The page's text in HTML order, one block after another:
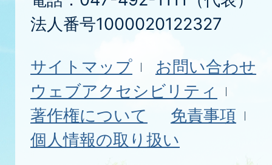
法人番号1000020122327
サイトマップ
お問い合わせ
ウェブアクセシビリティ
著作権について
免責事項
個人情報の取り扱い